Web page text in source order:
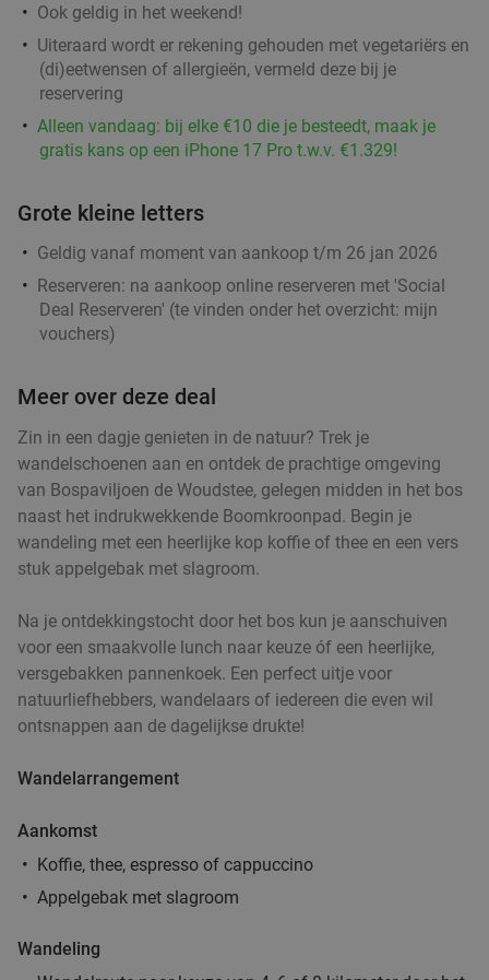
Ook geldig in het weekend!
Uiteraard wordt er rekening gehouden met vegetariërs en
(di)eetwensen of allergieën, vermeld deze bij je
reservering
Alleen vandaag: bij elke €10 die je besteedt, maak je
gratis kans op een iPhone 17 Pro t.w.v. €1.329!
Grote kleine letters
Geldig vanaf moment van aankoop t/m 26 jan 2026
Reserveren: na aankoop online reserveren met 'Social
Deal Reserveren' (te vinden onder het overzicht: mijn
vouchers)
Meer over deze deal
Zin in een dagje genieten in de natuur? Trek je
wandelschoenen aan en ontdek de prachtige omgeving
van Bospaviljoen de Woudstee, gelegen midden in het bos
naast het indrukwekkende Boomkroonpad. Begin je
wandeling met een heerlijke kop koffie of thee en een vers
stuk appelgebak met slagroom.
Na je ontdekkingstocht door het bos kun je aanschuiven
voor een smaakvolle lunch naar keuze óf een heerlijke,
versgebakken pannenkoek. Een perfect uitje voor
natuurliefhebbers, wandelaars of iedereen die even wil
ontsnappen aan de dagelijkse drukte!
Wandelarrangement
Aankomst
Koffie, thee, espresso of cappuccino
Appelgebak met slagroom
Wandeling